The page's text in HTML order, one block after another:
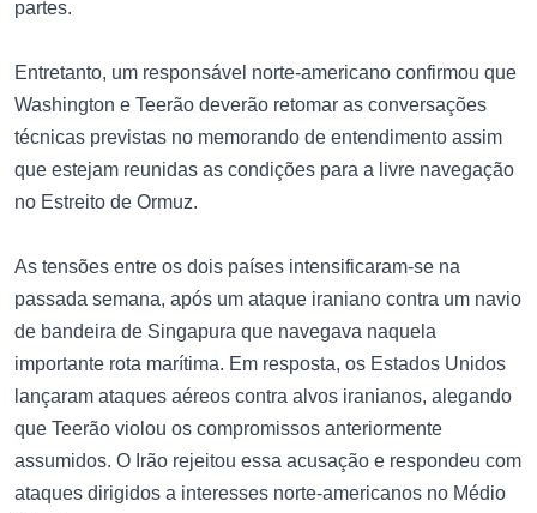
partes.
Entretanto, um responsável norte-americano confirmou que
Washington e Teerão deverão retomar as conversações
técnicas previstas no memorando de entendimento assim
que estejam reunidas as condições para a livre navegação
no Estreito de Ormuz.
As tensões entre os dois países intensificaram-se na
passada semana, após um ataque iraniano contra um navio
de bandeira de Singapura que navegava naquela
importante rota marítima. Em resposta, os Estados Unidos
lançaram ataques aéreos contra alvos iranianos, alegando
que Teerão violou os compromissos anteriormente
assumidos. O Irão rejeitou essa acusação e respondeu com
ataques dirigidos a interesses norte-americanos no Médio